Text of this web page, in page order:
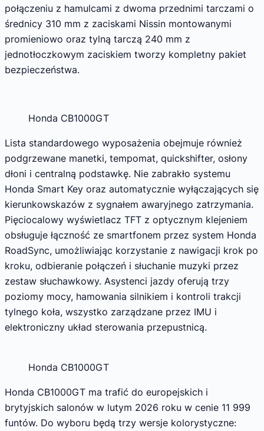
połączeniu z hamulcami z dwoma przednimi tarczami o
średnicy 310 mm z zaciskami Nissin montowanymi
promieniowo oraz tylną tarczą 240 mm z
jednotłoczkowym zaciskiem tworzy kompletny pakiet
bezpieczeństwa.
Honda CB1000GT
Lista standardowego wyposażenia obejmuje również
podgrzewane manetki, tempomat, quickshifter, osłony
dłoni i centralną podstawkę. Nie zabrakło systemu
Honda Smart Key oraz automatycznie wyłączających się
kierunkowskazów z sygnałem awaryjnego zatrzymania.
Pięciocalowy wyświetlacz TFT z optycznym klejeniem
obsługuje łączność ze smartfonem przez system Honda
RoadSync, umożliwiając korzystanie z nawigacji krok po
kroku, odbieranie połączeń i słuchanie muzyki przez
zestaw słuchawkowy. Asystenci jazdy oferują trzy
poziomy mocy, hamowania silnikiem i kontroli trakcji
tylnego koła, wszystko zarządzane przez IMU i
elektroniczny układ sterowania przepustnicą.
Honda CB1000GT
Honda CB1000GT ma trafić do europejskich i
brytyjskich salonów w lutym 2026 roku w cenie 11 999
funtów. Do wyboru będą trzy wersje kolorystyczne: